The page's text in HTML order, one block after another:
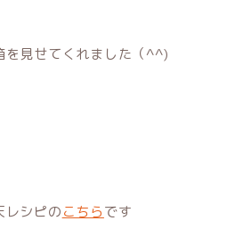
を見せてくれました（^^)
レシピのこちらです